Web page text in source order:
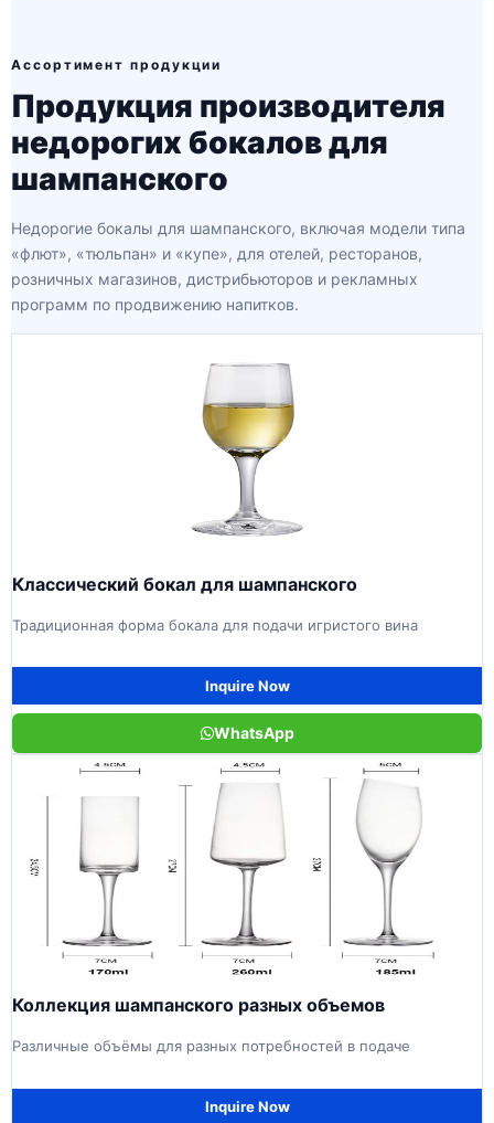
Ассортимент продукции
Продукция производителя
недорогих бокалов для
шампанского
Недорогие бокалы для шампанского, включая модели типа
«флют», «тюльпан» и «купе», для отелей, ресторанов,
розничных магазинов, дистрибьюторов и рекламных
программ по продвижению напитков.
Классический бокал для шампанского
Традиционная форма бокала для подачи игристого вина
Inquire Now
WhatsApp
Коллекция шампанского разных объемов
Различные объёмы для разных потребностей в подаче
Inquire Now